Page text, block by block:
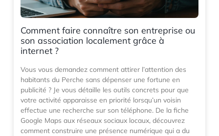
Comment faire connaître son entreprise ou
son association localement grâce à
internet ?
Vous vous demandez comment attirer l’attention des
habitants du Perche sans dépenser une fortune en
publicité ? Je vous détaille les outils concrets pour que
votre activité apparaisse en priorité lorsqu’un voisin
effectue une recherche sur son téléphone. De la fiche
Google Maps aux réseaux sociaux locaux, découvrez
comment construire une présence numérique qui a du